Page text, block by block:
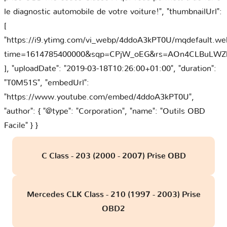
le diagnostic automobile de votre voiture!", "thumbnailUrl":
[
"https://i9.ytimg.com/vi_webp/4ddoA3kPT0U/
], "uploadDate": "2019-03-18T10:26:00+01:00", "duration":
"T0M51S", "embedUrl":
"https://www.youtube.com/embed/4ddoA3kPT0U",
"author": { "@type": "Corporation", "name": "Outils OBD
Facile" } }
C Class - 203 (2000 - 2007) Prise OBD
Mercedes CLK Class - 210 (1997 - 2003) Prise
OBD2